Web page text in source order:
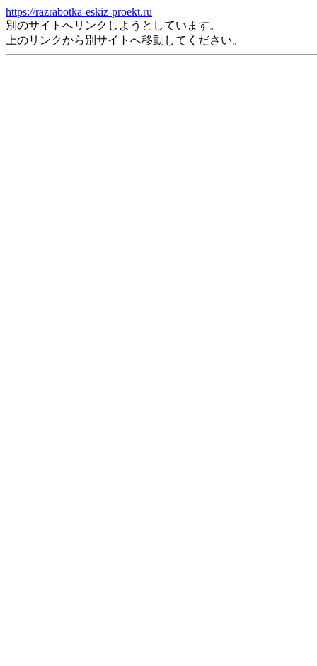
https://razrabotka-eskiz-proekt.ru
別のサイトへリンクしようとしています。
上のリンクから別サイトへ移動してください。